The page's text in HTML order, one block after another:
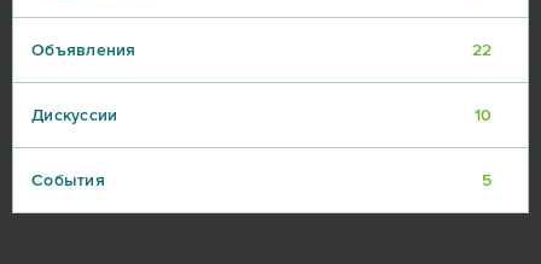
Объявления 22
Дискуссии 10
События 5